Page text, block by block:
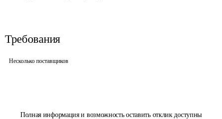
Полная информация и возможность оставить отклик доступны
Требования
Несколько поставщиков